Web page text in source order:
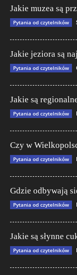
Jakie muzea są
Pytania od czytelników
Jakie jeziora są
Pytania od czytelników
Jakie są
Pytania od czytelników
Czy w
Pytania od czytelników
Gdzie odbywają
Pytania od czytelników
Jakie są słynne
Pytania od czytelników